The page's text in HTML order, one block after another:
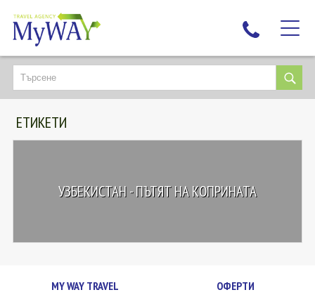
НАЙ-ТЪРСЕНИ
ДЕСТИНАЦИИ
ЕКЗОТИЧНИ ПОЧИВКИ
НОВА ГОДИНА
ЛЮБОПИТНО
КОНТАКТИ
ЕТИКЕТИ
УЗБЕКИСТАН - ПЪТЯТ НА КОПРИНАТА
MY WAY TRAVEL ОФЕРТИ